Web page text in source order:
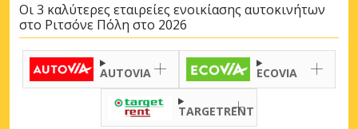
Οι 3 καλύτερες εταιρείες ενοικίασης αυτοκινήτων
στο Ριτσόνε Πόλη στο 2026
AUTOVIA ECOVIA
TARGETRENT